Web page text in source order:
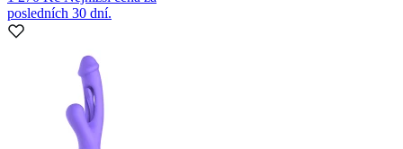
posledních 30 dní.